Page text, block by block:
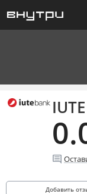
comment
Добавить